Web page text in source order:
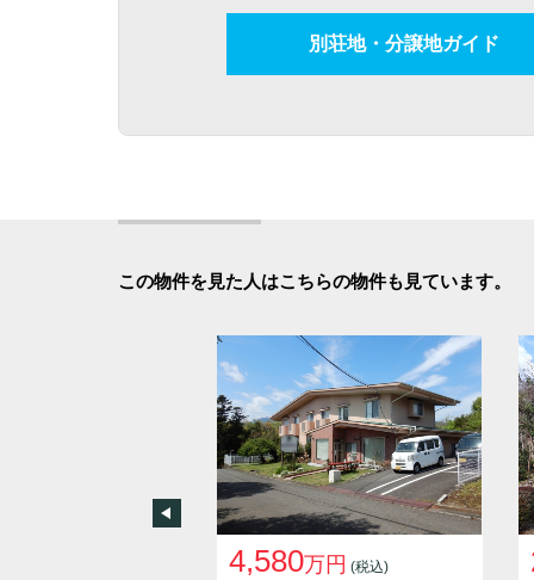
別荘地・分譲地ガイド
この物件を見た人はこちらの物件も見ています。
4,580万円 (税込)
Previous